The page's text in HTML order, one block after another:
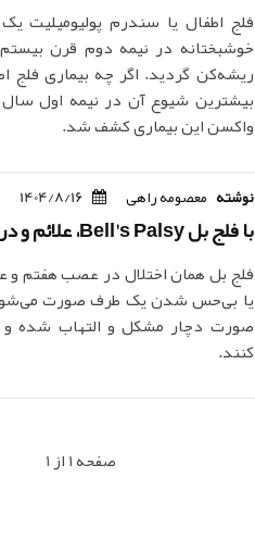
فلج اطفال یا سندرم پولیومیلیت
خوشبختانه در نیمه دوم قرن
ریشه‌کن گردید. اگر چه بیماری فلج
واکسن این بیماری کشف شد.
نوشته معصومه راهی 1404/8/16
با فلج بل Bell's Palsy، علائم و درمان آن آشنا شوید
فلج بل همان اختلال در عصب
یا بی‌حس شدن یک طرف صورت
صورت دچار مشکل و التهاب شده و
کنند.
صفحه 1 از 1